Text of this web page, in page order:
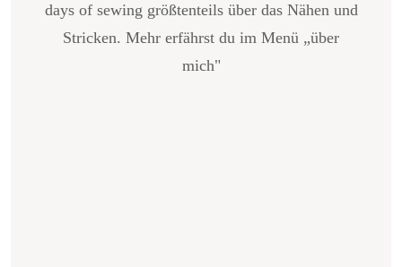
days of sewing größtenteils über das Nähen und
Stricken. Mehr erfährst du im Menü „über
mich"